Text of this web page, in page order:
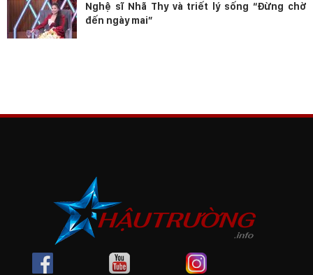
Nghệ sĩ Nhã Thy và triết lý sống “Đừng chờ
đến ngày mai”